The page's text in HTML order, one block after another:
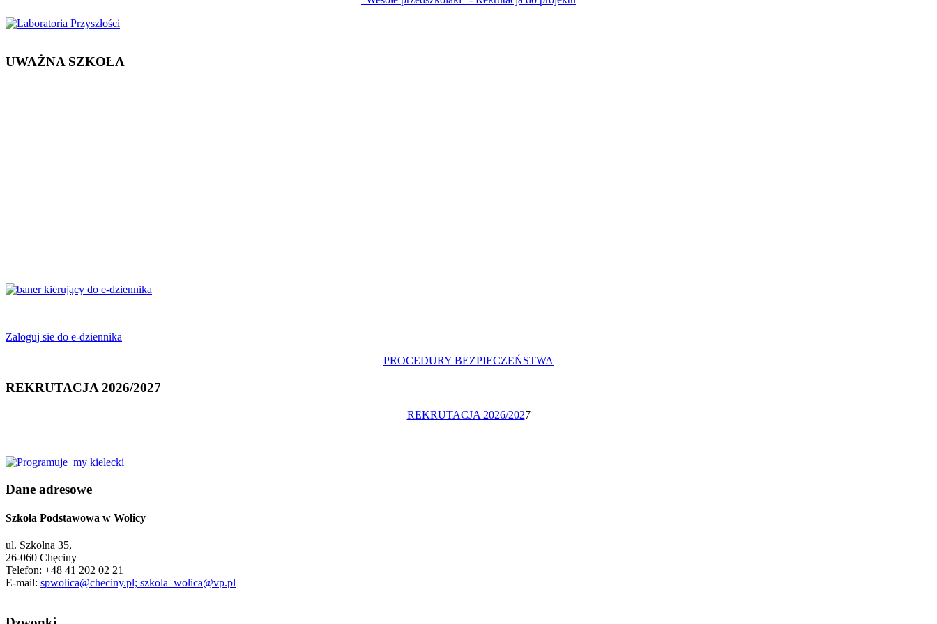
UWAŻNA SZKOŁA
Zaloguj sie do e-dziennika
PROCEDURY BEZPIECZEŃSTWA
REKRUTACJA 2026/2027
REKRUTACJA 2026/2027
Dane adresowe
Szkoła Podstawowa w Wolicy
ul. Szkolna 35,
26-060 Chęciny
Telefon: +48 41 202 02 21
E-mail: spwolica@checiny.pl; szkola_wolica@vp.pl